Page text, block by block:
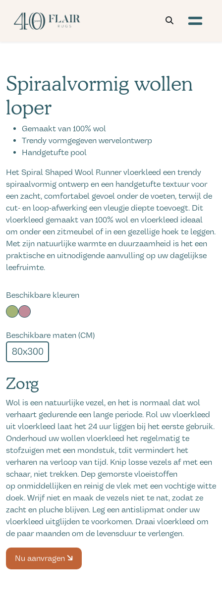
Spiraalvormig wollen
loper
Gemaakt van 100% wol
Trendy vormgegeven wervelontwerp
Handgetufte pool
Het Spiral Shaped Wool Runner vloerkleed een trendy
spiraalvormig ontwerp en een handgetufte textuur voor
een zacht, comfortabel gevoel onder de voeten, terwijl de
cut- en loop-afwerking een vleugje diepte toevoegt. Dit
vloerkleed gemaakt van 100% wol en vloerkleed ideaal
om onder een zitmeubel of in een gezellige hoek te leggen.
Met zijn natuurlijke warmte en duurzaamheid is het een
praktische en uitnodigende aanvulling op uw dagelijkse
leefruimte.
Beschikbare kleuren
Beschikbare maten (CM)
80x300
Zorg
Wol is een natuurlijke vezel, en het is normaal dat wol
verhaart gedurende een lange periode. Rol uw vloerkleed
uit vloerkleed laat het 24 uur liggen bij het eerste gebruik.
Onderhoud uw wollen vloerkleed het regelmatig te
stofzuigen met een mondstuk, tdit vermindert het
verharen na verloop van tijd. Knip losse vezels af met een
schaar, niet trekken. Dep gemorste vloeistoffen
op onmiddellijken en reinig de vlek met een vochtige witte
doek. Wrijf niet en maak de vezels niet te nat, zodat ze
zacht en pluche blijven. Leg een antislipmat onder uw
vloerkleed uitglijden te voorkomen. Draai vloerkleed om
de paar maanden om de levensduur te verlengen.
Nu aanvragen